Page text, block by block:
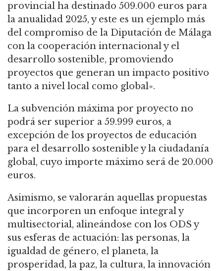
provincial ha destinado 509.000 euros para
la anualidad 2025, y este es un ejemplo más
del compromiso de la Diputación de Málaga
con la cooperación internacional y el
desarrollo sostenible, promoviendo
proyectos que generan un impacto positivo
tanto a nivel local como global».
La subvención máxima por proyecto no
podrá ser superior a 59.999 euros, a
excepción de los proyectos de educación
para el desarrollo sostenible y la ciudadanía
global, cuyo importe máximo será de 20.000
euros.
Asimismo, se valorarán aquellas propuestas
que incorporen un enfoque integral y
multisectorial, alineándose con los ODS y
sus esferas de actuación: las personas, la
igualdad de género, el planeta, la
prosperidad, la paz, la cultura, la innovación